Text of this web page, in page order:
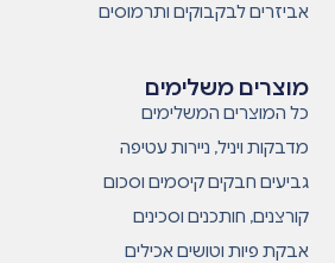
מוצרים משלימים
כל המוצרים המשלימים
מדבקות ויניל, ניירות עטיפה
גביעים חבקים קיסמים וסכום
קורצנים, חותכנים וסכינים
אבקת פיות וטושים אכילים
אביזרים לבקבוקים ותרמוסים